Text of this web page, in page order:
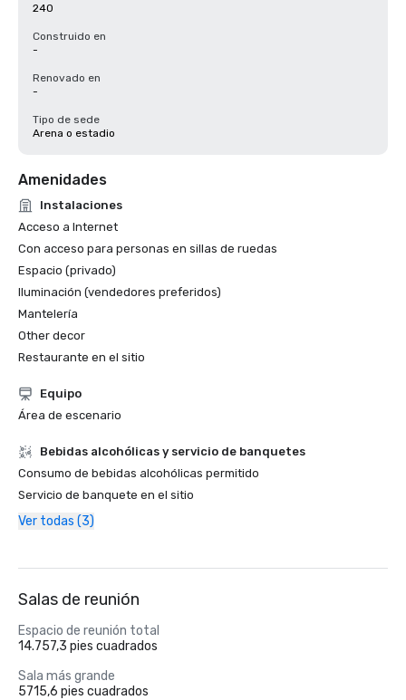
240
Construido en
-
Renovado en
-
Tipo de sede
Arena o estadio
Amenidades
Instalaciones
Acceso a Internet
Con acceso para personas en sillas de ruedas
Espacio (privado)
Iluminación (vendedores preferidos)
Mantelería
Other decor
Restaurante en el sitio
Equipo
Área de escenario
Bebidas alcohólicas y servicio de banquetes
Consumo de bebidas alcohólicas permitido
Servicio de banquete en el sitio
Ver todas (3)
Salas de reunión
Espacio de reunión total
14.757,3 pies cuadrados
Sala más grande
5715,6 pies cuadrados